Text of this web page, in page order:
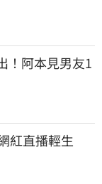
！阿本見男友1
紅直播輕生